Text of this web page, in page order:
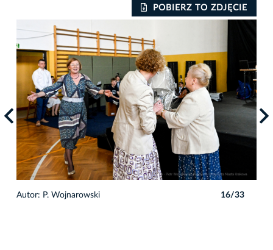
POBIERZ TO ZDJĘCIE
Autor: P. Wojnarowski 16/33